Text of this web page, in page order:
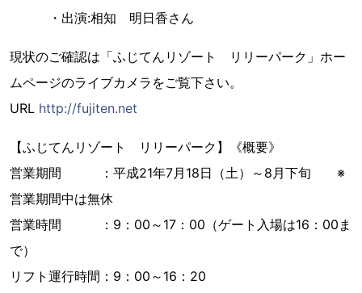
・出演:相知 明日香さん
現状のご確認は「ふじてんリゾート リリーパーク」ホー
ムページのライブカメラをご覧下さい。
URL http://fujiten.net
【ふじてんリゾート リリーパーク】《概要》
営業期間 ：平成21年7月18日（土）～8月下旬 ※
営業期間中は無休
営業時間 ：9：00～17：00（ゲート入場は16：00ま
で）
リフト運行時間：9：00～16：20